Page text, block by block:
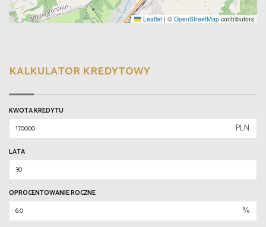
Leaflet | © OpenStreetMap contributors
KALKULATOR KREDYTOWY
KWOTA KREDYTU
PLN
LATA
OPROCENTOWANIE ROCZNE
%